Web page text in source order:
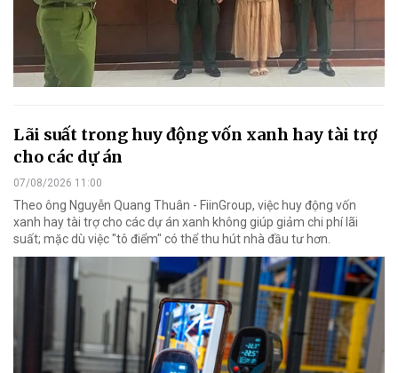
Lãi suất trong huy động vốn xanh hay tài trợ
cho các dự án
07/08/2026 11:00
Theo ông Nguyễn Quang Thuân - FiinGroup, việc huy động vốn
xanh hay tài trợ cho các dự án xanh không giúp giảm chi phí lãi
suất; mặc dù việc "tô điểm" có thể thu hút nhà đầu tư hơn.